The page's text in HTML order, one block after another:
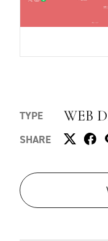
TYPE WEB
SHARE